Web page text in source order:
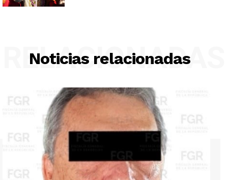
Noticias relacionadas
RELACIONADAS